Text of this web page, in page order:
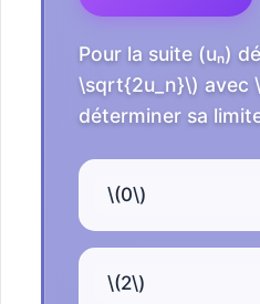
Pour la suite (uₙ)
\sqrt{2u_n}\) avec
déterminer sa
\(0\)
\(2\)